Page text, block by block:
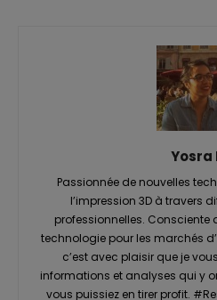
Yosra
Passionnée de nouvelles
l’impression 3D à travers
professionnelles. Consciente
technologie pour les marchés
c’est avec plaisir que je
informations et analyses qui y
vous puissiez en tirer profit.